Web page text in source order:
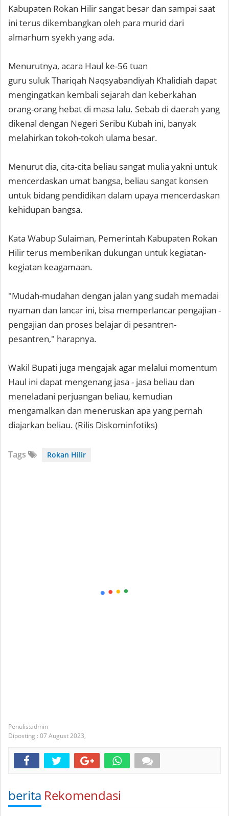
Kabupaten Rokan Hilir sangat besar dan sampai saat
ini terus dikembangkan oleh para murid dari
almarhum syekh yang ada.
Menurutnya, acara Haul ke-56 tuan
guru suluk Thariqah Naqsyabandiyah Khalidiah dapat
mengingatkan kembali sejarah dan keberkahan
orang-orang hebat di masa lalu. Sebab di daerah yang
dikenal dengan Negeri Seribu Kubah ini, banyak
melahirkan tokoh-tokoh ulama besar.
Menurut dia, cita-cita beliau sangat mulia yakni untuk
mencerdaskan umat bangsa, beliau sangat konsen
untuk bidang pendidikan dalam upaya mencerdaskan
kehidupan bangsa.
Kata Wabup Sulaiman, Pemerintah Kabupaten Rokan
Hilir terus memberikan dukungan untuk kegiatan-
kegiatan keagamaan.
"Mudah-mudahan dengan jalan yang sudah memadai
nyaman dan lancar ini, bisa memperlancar pengajian -
pengajian dan proses belajar di pesantren-
pesantren," harapnya.
Wakil Bupati juga mengajak agar melalui momentum
Haul ini dapat mengenang jasa - jasa beliau dan
meneladani perjuangan beliau, kemudian
mengamalkan dan meneruskan apa yang pernah
diajarkan beliau. (Rilis Diskominfotiks)
Tags Rokan Hilir
admin
Diposting : 07 August 2023,
berita Rekomendasi